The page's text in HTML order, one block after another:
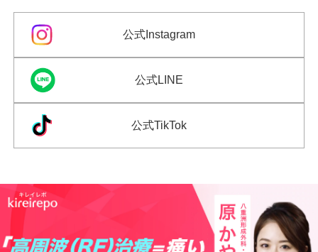
公式Instagram
公式LINE
公式TikTok